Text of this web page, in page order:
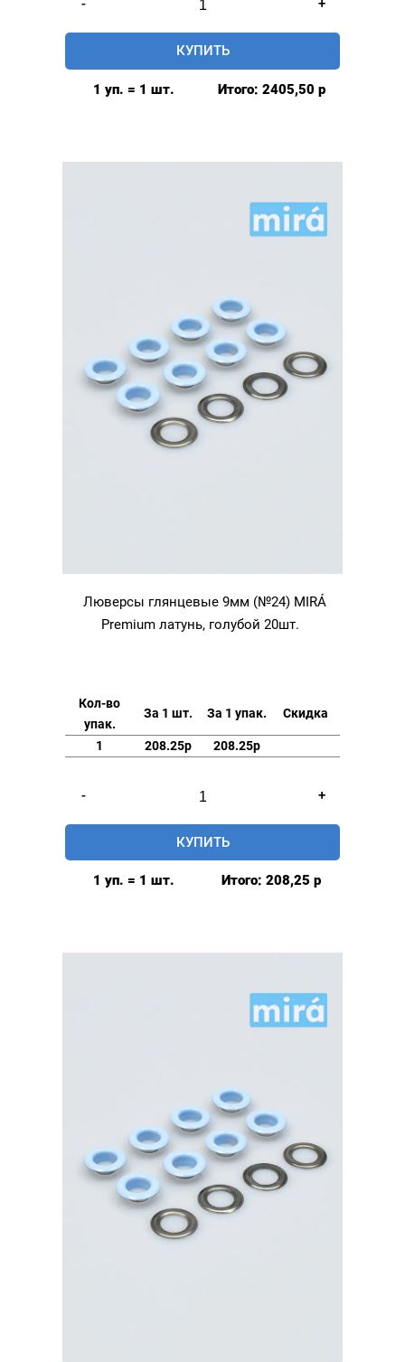
-
товара
Люверсы
глянцевые
латунь,
+
КУПИТЬ
1 уп. = 1 шт. Итого: 2405,50 р
Люверсы глянцевые 9мм (№24) MIRÁ
Premium латунь, голубой 20шт.
Кол-во
упак.
За 1 шт. За 1 упак. Скидка
1 208.25р 208.25р
-
товара
Люверсы
глянцевые
+
КУПИТЬ
1 уп. = 1 шт. Итого: 208,25 р